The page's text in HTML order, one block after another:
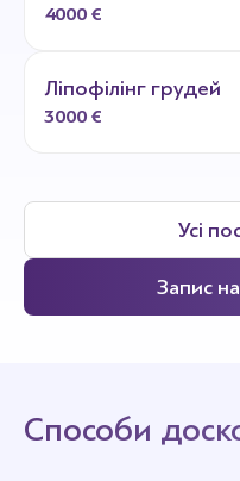
4000 €
Ліпофілінг грудей
3000 €
Усі
Запис
Способи